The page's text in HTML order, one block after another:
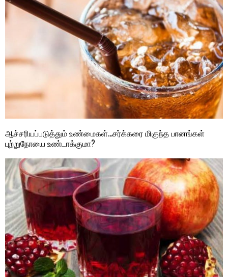
ஆச்சரியப்படுத்தும் உண்மைகள்…சர்க்கரை மிகுந்த பானங்கள்
புற்றுநோயை உண்டாக்குமா?